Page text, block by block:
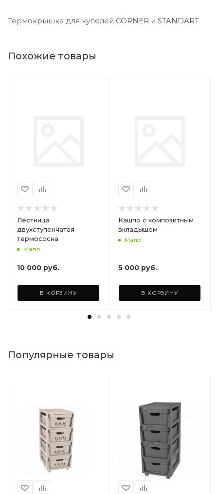
Термокрышка для купелей CORNER и STANDART
Похожие товары
Лестница
двухступенчатая
термососна
Мало
10 000 руб.
В КОРЗИНУ
Кашпо с композитным
вкладышем
Мало
5 000 руб.
В КОРЗИНУ
Популярные товары